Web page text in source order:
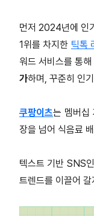
먼저 2024년에 인
1위를 차지한 틱톡
워드 서비스를 통
가하며, 꾸준히 인
쿠팡이츠는 멤버십
장을 넘어 식음료
텍스트 기반 SNS
트렌드를 이끌어